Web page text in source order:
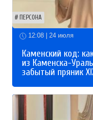
ПЕРСОНА
12:08 | 24 июля
Каменский код:
из Каменска-
забытый пряник